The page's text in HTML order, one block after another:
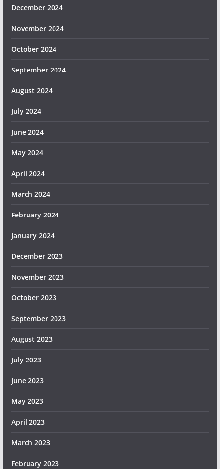
December 2024
November 2024
October 2024
September 2024
August 2024
July 2024
June 2024
May 2024
April 2024
March 2024
February 2024
January 2024
December 2023
November 2023
October 2023
September 2023
August 2023
July 2023
June 2023
May 2023
April 2023
March 2023
February 2023